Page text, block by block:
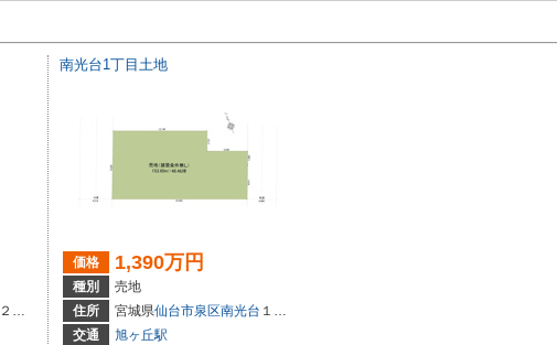
２丁目14-16
南光台1丁目土地
価格 1,390万円
種別
売地
住所
宮城県仙台市泉区南光台 １丁目28-6
交通
旭ヶ丘駅